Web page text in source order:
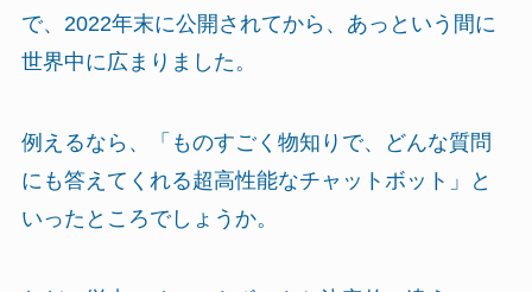
で、2022年末に公開されてから、あっという間に
世界中に広まりました。
例えるなら、「ものすごく物知りで、どんな質問
にも答えてくれる超高性能なチャットボット」と
いったところでしょうか。